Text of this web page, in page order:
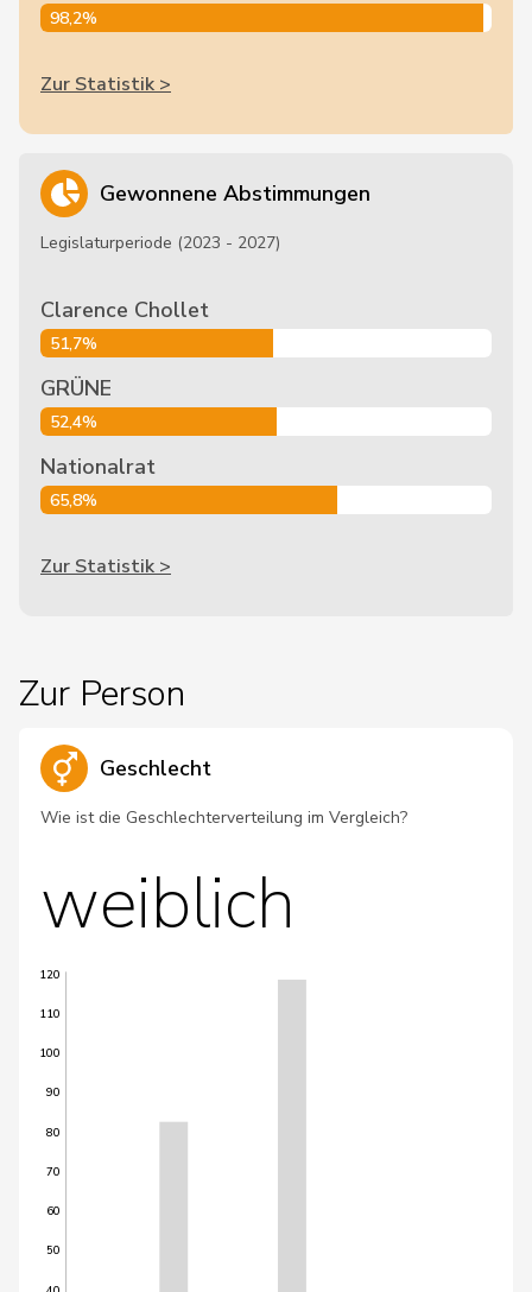
98,2%
Zur Statistik >
Gewonnene Abstimmungen
Legislaturperiode (2023 - 2027)
Clarence Chollet
51,7%
GRÜNE
52,4%
Nationalrat
65,8%
Zur Statistik >
Zur Person
Geschlecht
Wie ist die Geschlechterverteilung im Vergleich?
weiblich
50
60
70
80
90
100
110
120